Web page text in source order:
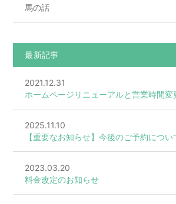
馬の話
最新記事
2021.12.31
ホームページリニューアルと営業時間変
2025.11.10
【重要なお知らせ】今後のご予約につい
2023.03.20
料金改定のお知らせ